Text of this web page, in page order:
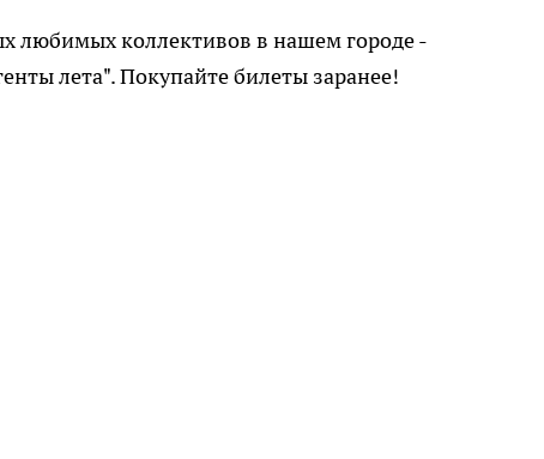
любимых коллективов в нашем городе -
лета". Покупайте билеты заранее!